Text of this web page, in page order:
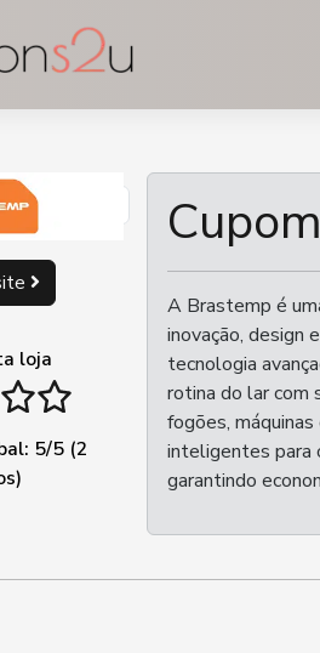
loja
5 stars
4 stars
3 stars
5/5 (2
A Brastemp é
inovação, design
tecnologia
rotina do lar com
fogões,
inteligentes para
garantindo